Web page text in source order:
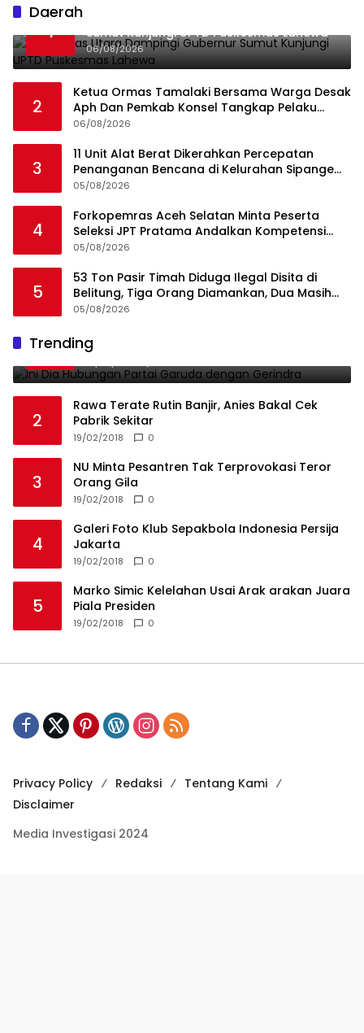
Daerah
1
Sumut Kunjungi UPTD Puskesmas Lahewa
06/08/2026
2
Ketua Ormas Tamalaki Bersama Warga Desak
Aph Dan Pemkab Konsel Tangkap Pelaku
Angkut Cangkang Sawit Overload, Truk PT KAP
06/08/2026
3
11 Unit Alat Berat Dikerahkan Percepatan
Penanganan Bencana di Kelurahan Sipange
Kecamatan Tukka
05/08/2026
4
Forkopemras Aceh Selatan Minta Peserta
Seleksi JPT Pratama Andalkan Kompetensi
dan Integritas, Bukan Kedekatan
05/08/2026
5
53 Ton Pasir Timah Diduga Ilegal Disita di
Belitung, Tiga Orang Diamankan, Dua Masih
Diburu
05/08/2026
Trending
1
Gerindra
2
Rawa Terate Rutin Banjir, Anies Bakal Cek
Pabrik Sekitar
19/02/2018 0
3
NU Minta Pesantren Tak Terprovokasi Teror
Orang Gila
19/02/2018 0
4
Galeri Foto Klub Sepakbola Indonesia Persija
Jakarta
19/02/2018 0
5
Marko Simic Kelelahan Usai Arak arakan Juara
Piala Presiden
19/02/2018 0
Privacy Policy Redaksi
Tentang Kami
Disclaimer
Media Investigasi 2024